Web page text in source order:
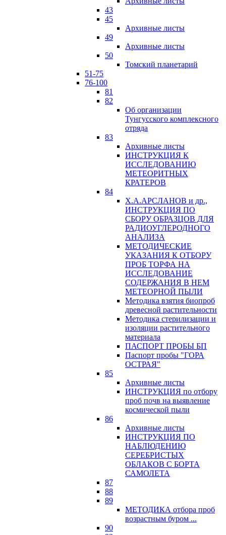
43
45
Архивные листы
49
Архивные листы
50
Томский планетарий
51-75
76-100
81
82
Об организации
Тунгусского комплексного
отряда
83
Архивные листы
ИНСТРУКЦИЯ К
ИССЛЕДОВАНИЮ
МЕТЕОРИТНЫХ
КРАТЕРОВ
84
Х.А.АРСЛАНОВ и др.,
ИНСТРУКЦИЯ ПО
СБОРУ ОБРАЗЦОВ ДЛЯ
РАДИОУГЛЕРОДНОГО
АНАЛИЗА
МЕТОДИЧЕСКИЕ
УКАЗАНИЯ К ОТБОРУ
ПРОБ ТОРФА НА
ИССЛЕДОВАНИЕ
СОДЕРЖАНИЯ В НЕМ
МЕТЕОРНОЙ ПЫЛИ
Методика взятия биопроб
древесной растительности
Методика стерилизации и
изоляции растительного
материала
ПАСПОРТ ПРОБЫ БП
Паспорт пробы "ГОРА
ОСТРАЯ"
85
Архивные листы
ИНСТРУКЦИЯ по отбору
проб почв на выявление
космической пыли
86
Архивные листы
ИНСТРУКЦИЯ ПО
НАБЛЮДЕНИЮ
СЕРЕБРИСТЫХ
ОБЛАКОВ С БОРТА
САМОЛЕТА
87
88
89
МЕТОДИКА отбора проб
возрастным буром ...
90